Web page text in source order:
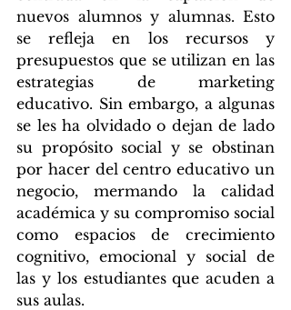
nuevos alumnos y alumnas. Esto
se refleja en los recursos y
presupuestos que se utilizan en las
estrategias de marketing
educativo. Sin embargo, a algunas
se les ha olvidado o dejan de lado
su propósito social y se obstinan
por hacer del centro educativo un
negocio, mermando la calidad
académica y su compromiso social
como espacios de crecimiento
cognitivo, emocional y social de
las y los estudiantes que acuden a
sus aulas.